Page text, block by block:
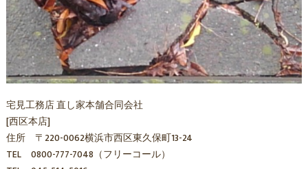
宅見工務店 直し家本舗合同会社
[西区本店]
住所 〒220-0062横浜市西区東久保町13-24
TEL 0800-777-7048（フリーコール）